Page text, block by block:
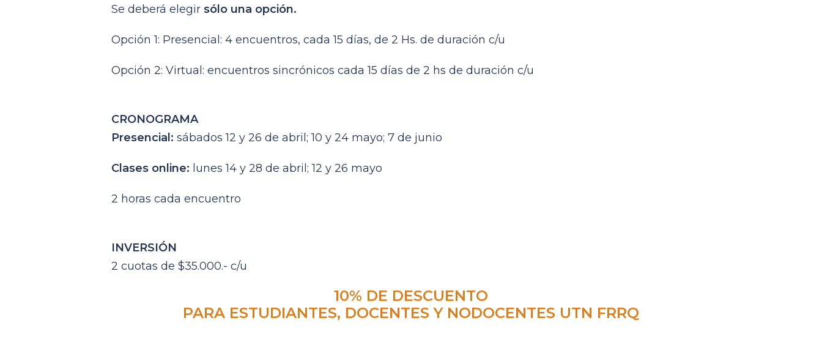
Se deberá elegir sólo una opción.
Opción 1: Presencial: 4 encuentros, cada 15 días, de 2 Hs. de duración c/u
Opción 2: Virtual: encuentros sincrónicos cada 15 días de 2 hs de duración c/u
CRONOGRAMA
Presencial: sábados 12 y 26 de abril; 10 y 24 mayo; 7 de junio
Clases online: lunes 14 y 28 de abril; 12 y 26 mayo
2 horas cada encuentro
INVERSIÓN
2 cuotas de $35.000.- c/u
10% DE DESCUENTO
PARA ESTUDIANTES, DOCENTES Y NODOCENTES UTN FRRQ